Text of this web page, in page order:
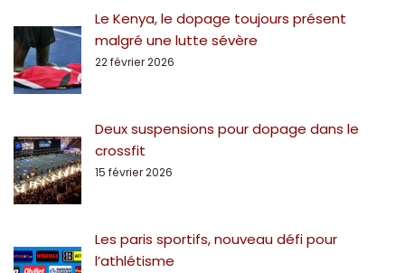
Le Kenya, le dopage toujours présent
malgré une lutte sévère
22 février 2026
Deux suspensions pour dopage dans le
crossfit
15 février 2026
Les paris sportifs, nouveau défi pour
l’athlétisme